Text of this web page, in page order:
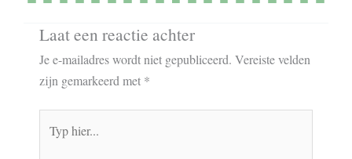
Laat een reactie achter
Je e-mailadres wordt niet gepubliceerd. Vereiste velden
zijn gemarkeerd met *
hier...